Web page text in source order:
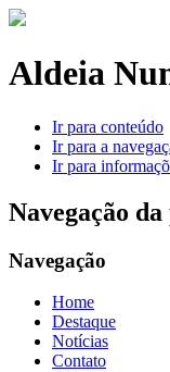
Aldeia
Ir para conteúdo
Ir para a
Ir para
Navegação da
Navegação
Home
Destaque
Notícias
Contato